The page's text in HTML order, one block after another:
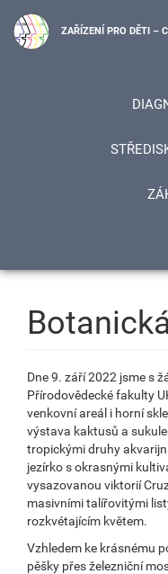
ZAŘÍZENÍ PRO DĚTI –
Dne 9. září 2022 jsme s
Přírodovědecké fakulty
venkovní areál i horní
výstava kaktusů a
tropickými druhy
jezírko s okrasnými
vysazovanou viktorií
masivními talířovitými
rozkvétajícím květem.
Vzhledem ke krásnému
pěšky přes železniční